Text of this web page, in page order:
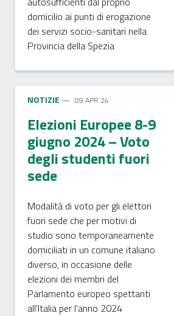
domicilio ai punti di erogazione
dei servizi socio-sanitari nella
Provincia della Spezia
NOTIZIE 09 APR 24
Elezioni Europee 8-9
giugno 2024 – Voto
degli studenti fuori
sede
Modalità di voto per gli elettori
fuori sede che per motivi di
studio sono temporaneamente
domiciliati in un comune italiano
diverso, in occasione delle
elezioni dei membri del
Parlamento europeo spettanti
all'Italia per l'anno 2024